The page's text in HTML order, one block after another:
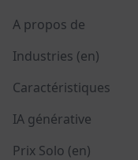
A propos de
Industries (en)
Caractéristiques
IA générative
Prix Solo (en)